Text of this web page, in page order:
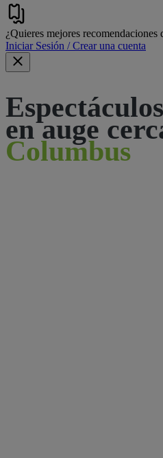
¿Quieres mejores recomendaciones
Iniciar Sesión / Crear una cuenta
en auge
Columbus